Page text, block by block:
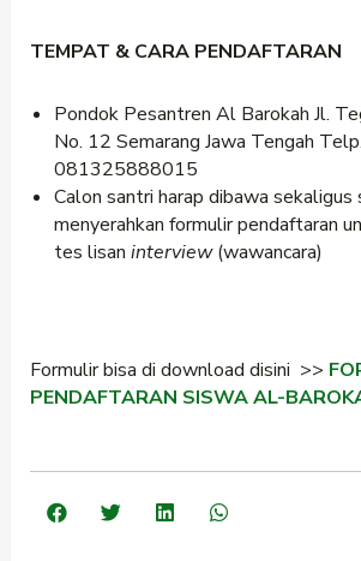
TEMPAT & CARA PENDAFTARAN
Pondok Pesantren Al Barokah Jl.
No. 12 Semarang Jawa Tengah
081325888015
Calon santri harap dibawa sekaligus
menyerahkan formulir pendaftaran
tes lisan interview(wawancara)
Formulir bisa di download disini >>
PENDAFTARAN SISWA AL-